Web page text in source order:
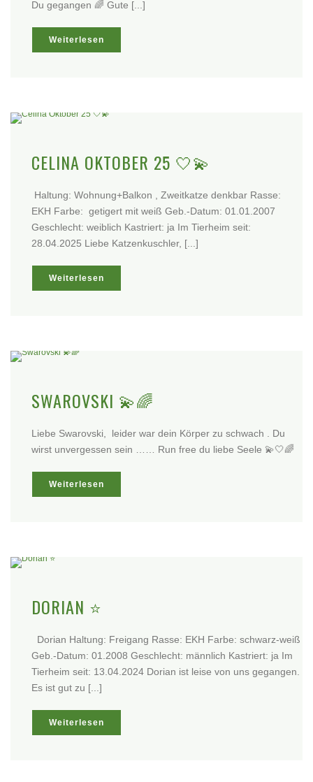
Du gegangen 🌈 Gute [...]
Weiterlesen
CELINA OKTOBER 25 🤍💫
Haltung: Wohnung+Balkon , Zweitkatze denkbar Rasse:
EKH Farbe: getigert mit weiß Geb.-Datum: 01.01.2007
Geschlecht: weiblich Kastriert: ja Im Tierheim seit:
28.04.2025 Liebe Katzenkuschler, [...]
Weiterlesen
SWAROVSKI 💫🌈
Liebe Swarovski, leider war dein Körper zu schwach . Du
wirst unvergessen sein …… Run free du liebe Seele 💫🤍🌈
Weiterlesen
DORIAN ⭐️
Dorian Haltung: Freigang Rasse: EKH Farbe: schwarz-weiß
Geb.-Datum: 01.2008 Geschlecht: männlich Kastriert: ja Im
Tierheim seit: 13.04.2024 Dorian ist leise von uns gegangen.
Es ist gut zu [...]
Weiterlesen